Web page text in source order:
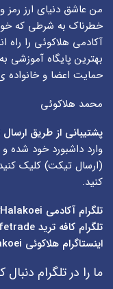
من عاشق دنیای ارز
خطرناک به شرطی که
آکادمی هلاکوئی را راه
بهترین پایگاه آموزشی
حمایت اعضا و خانواده
محمد هلاکوئی
پشتیبانی از طریق
وارد داشبورد خود شده
(ارسال تیکت) کلیک
کنید.
تلگرام آکادمی
تلگرام کافه ترید
اینستاگرام هلاکوئی
ما را در تلگرام دنبال